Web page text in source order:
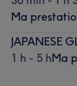
Ma
JAPANESE
1 h - 5 hMa